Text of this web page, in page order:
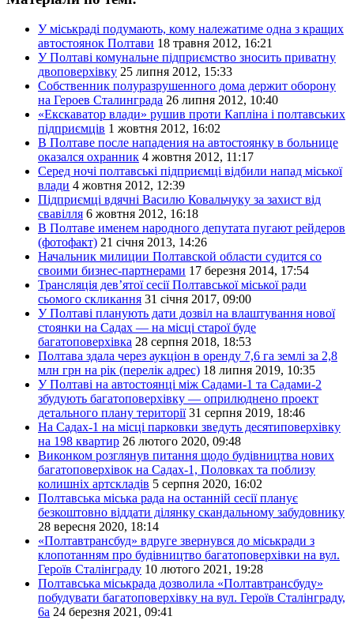
У міськраді подумають, кому належатиме одна з кращих
автостоянок Полтави 18 травня 2012, 16:21
У Полтаві комунальне підприємство зносить приватну
двоповерхівку 25 липня 2012, 15:33
Собственник полуразрушенного дома держит оборону
на Героев Сталинграда 26 липня 2012, 10:40
«Екскаватор влади» рушив проти Капліна і полтавських
підприємців 1 жовтня 2012, 16:02
В Полтаве после нападения на автостоянку в больнице
оказался охранник 4 жовтня 2012, 11:17
Серед ночі полтавські підприємці відбили напад міської
влади 4 жовтня 2012, 12:39
Підприємці вдячні Василю Ковальчуку за захист від
свавілля 6 жовтня 2012, 16:18
В Полтаве именем народного депутата пугают рейдеров
(фотофакт) 21 січня 2013, 14:26
Начальник милиции Полтавской области судится со
своими бизнес-партнерами 17 березня 2014, 17:54
Трансляція дев’ятої сесії Полтавської міської ради
сьомого скликання 31 січня 2017, 09:00
У Полтаві планують дати дозвіл на влаштування нової
стоянки на Садах — на місці старої буде
багатоповерхівка 28 серпня 2018, 18:53
Полтава здала через аукціон в оренду 7,6 га землі за 2,8
млн грн на рік (перелік адрес) 18 липня 2019, 10:35
У Полтаві на автостоянці між Садами-1 та Садами-2
збудують багатоповерхівку — оприлюднено проект
детального плану території 31 серпня 2019, 18:46
На Садах-1 на місці парковки зведуть десятиповерхівку
на 198 квартир 26 лютого 2020, 09:48
Виконком розглянув питання щодо будівництва нових
багатоповерхівок на Садах-1, Половках та поблизу
колишніх артскладів 5 серпня 2020, 16:02
Полтавська міська рада на останній сесії планує
безкоштовно віддати ділянку скандальному забудовнику
28 вересня 2020, 18:14
«Полтавтрансбуд» вдруге звернувся до міськради з
клопотанням про будівництво багатоповерхівки на вул.
Героїв Сталінграду 10 лютого 2021, 19:28
Полтавська міськрада дозволила «Полтавтрансбуду»
побудувати багатоповерхівку на вул. Героїв Сталінграду,
6а 24 березня 2021, 09:41